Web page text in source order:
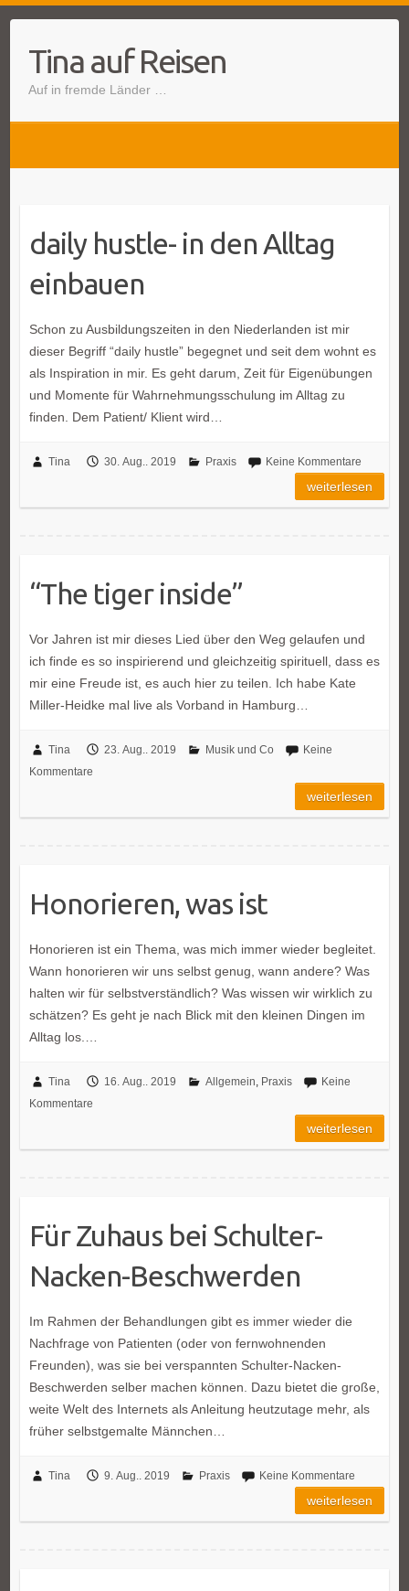
Tina auf Reisen
Auf in fremde Länder …
daily hustle- in den Alltag
einbauen
Schon zu Ausbildungszeiten in den Niederlanden ist mir
dieser Begriff “daily hustle” begegnet und seit dem wohnt es
als Inspiration in mir. Es geht darum, Zeit für Eigenübungen
und Momente für Wahrnehmungsschulung im Alltag zu
finden. Dem Patient/ Klient wird…
Tina 30. Aug.. 2019 Praxis Keine Kommentare
weiterlesen
“The tiger inside”
Vor Jahren ist mir dieses Lied über den Weg gelaufen und
ich finde es so inspirierend und gleichzeitig spirituell, dass es
mir eine Freude ist, es auch hier zu teilen. Ich habe Kate
Miller-Heidke mal live als Vorband in Hamburg…
Tina 23. Aug.. 2019 Musik und Co
Keine
Kommentare
weiterlesen
Honorieren, was ist
Honorieren ist ein Thema, was mich immer wieder begleitet.
Wann honorieren wir uns selbst genug, wann andere? Was
halten wir für selbstverständlich? Was wissen wir wirklich zu
schätzen? Es geht je nach Blick mit den kleinen Dingen im
Alltag los.…
Tina 16. Aug.. 2019 Allgemein, Praxis
Keine
Kommentare
weiterlesen
Für Zuhaus bei Schulter-
Nacken-Beschwerden
Im Rahmen der Behandlungen gibt es immer wieder die
Nachfrage von Patienten (oder von fernwohnenden
Freunden), was sie bei verspannten Schulter-Nacken-
Beschwerden selber machen können. Dazu bietet die große,
weite Welt des Internets als Anleitung heutzutage mehr, als
früher selbstgemalte Männchen…
Tina 9. Aug.. 2019 Praxis Keine Kommentare
weiterlesen